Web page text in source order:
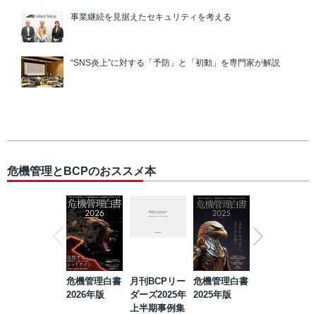
事業継続を見据えたセキュリティを考える
“SNS炎上”に対する「予防」と「初動」を専門家が解説
危機管理とBCPのおススメ本
危機管理白書
2026年版
月刊BCPリー
ダーズ2025年
上半期事例集
危機管理白書
2025年版